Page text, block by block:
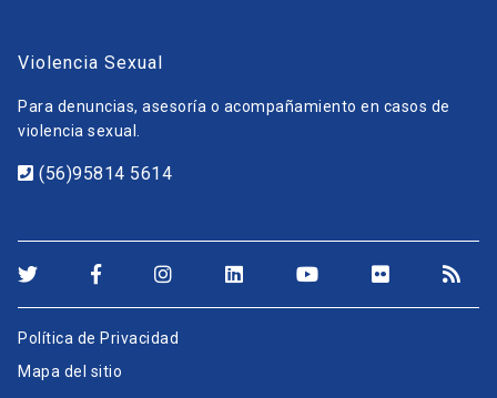
Violencia Sexual
Para denuncias, asesoría o acompañamiento en casos de
violencia sexual.
(56)95814 5614
Política de Privacidad
Mapa del sitio